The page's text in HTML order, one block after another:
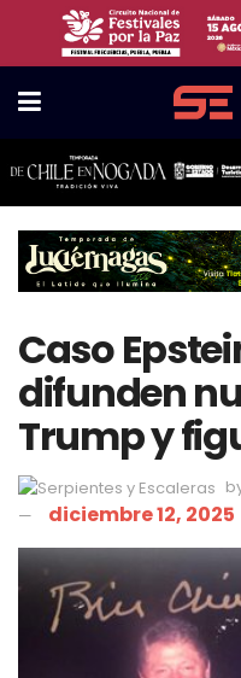
Caso
difunden
Trump y
diciembre 12, 2025